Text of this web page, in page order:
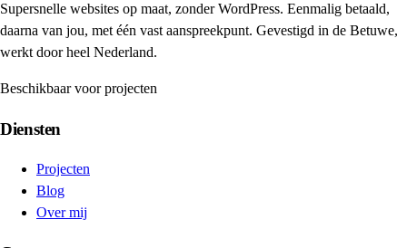
Supersnelle websites op maat, zonder WordPress. Eenmalig betaald,
daarna van jou, met één vast aanspreekpunt. Gevestigd in de Betuwe,
werkt door heel Nederland.
Beschikbaar voor projecten
Diensten
Projecten
Blog
Over mij